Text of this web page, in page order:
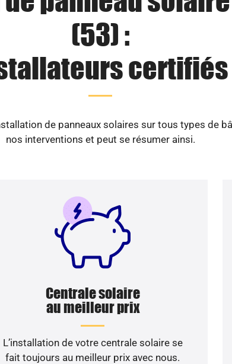
(53) :
certifiés
de panneaux solaires sur tous types de
nos interventions et peut se résumer ainsi.
Centrale solaire
au meilleur prix
L’installation de votre centrale solaire se
fait toujours au meilleur prix avec nous.